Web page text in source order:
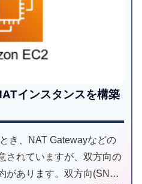
インスタンスを構築
き、NAT Gatewayなどの
されていますが、双方向の
あります。双方向(SNAT,